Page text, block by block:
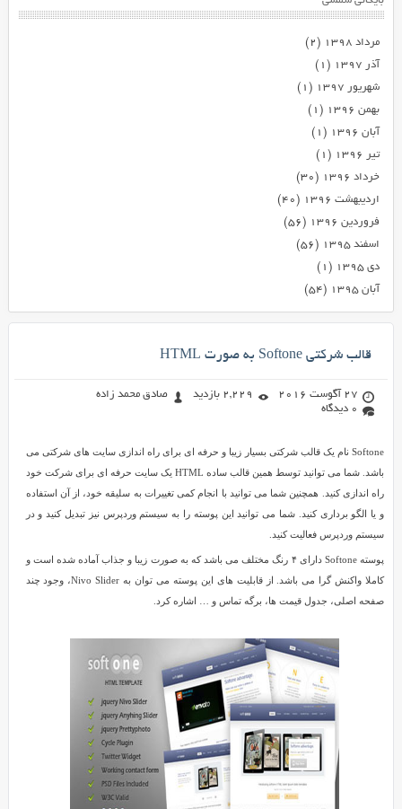
مرداد ۱۳۹۸
(۲)
آذر ۱۳۹۷
(۱)
شهریور ۱۳۹۷
(۱)
بهمن ۱۳۹۶
(۱)
آبان ۱۳۹۶
(۱)
تیر ۱۳۹۶
(۱)
خرداد ۱۳۹۶
(۳۰)
اردیبهشت ۱۳۹۶
(۴۰)
فروردین ۱۳۹۶
(۵۶)
اسفند ۱۳۹۵
(۵۶)
دی ۱۳۹۵
(۱)
آبان ۱۳۹۵
(۵۴)
قالب شرکتی Softone به صورت HTML
27 آگوست 2016 2,229 بازدید
صادق محمد زاده
0 دیدگاه
Softone نام یک قالب شرکتی بسیار زیبا و حرفه ای برای راه اندازی سایت های شرکتی می
باشد. شما می توانید توسط همین قالب ساده HTML یک سایت حرفه ای برای شرکت خود
راه اندازی کنید. همچنین شما می توانید با انجام کمی تغییرات به سلیقه خود، از آن استفاده
و یا الگو برداری کنید. شما می توانید این پوسته را به سیستم وردپرس نیز تبدیل کنید و در
سیستم وردپرس فعالیت کنید.
پوسته Softone دارای ۴ رنگ مختلف می باشد که به صورت زیبا و جذاب آماده شده است و
کاملا واکنش گرا می باشد. از قابلیت های این پوسته می توان به Nivo Slider، وجود چند
صفحه اصلی، جدول قیمت ها، برگه تماس و … اشاره کرد.